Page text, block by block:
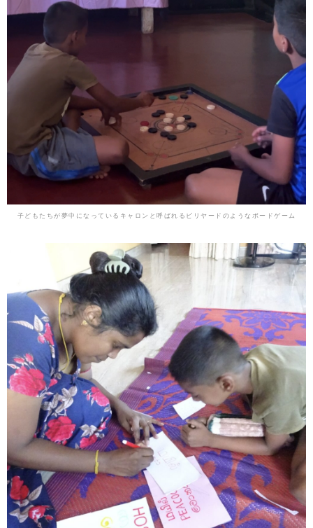
子どもたちが夢中になっているキャロンと呼ばれるビリヤードのようなボードゲーム